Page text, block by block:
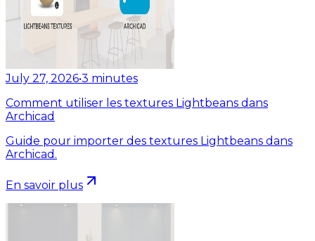
July 27, 2026•3 minutes
Comment utiliser les textures Lightbeans dans
Archicad
Guide pour importer des textures Lightbeans dans
Archicad.
En savoir plus